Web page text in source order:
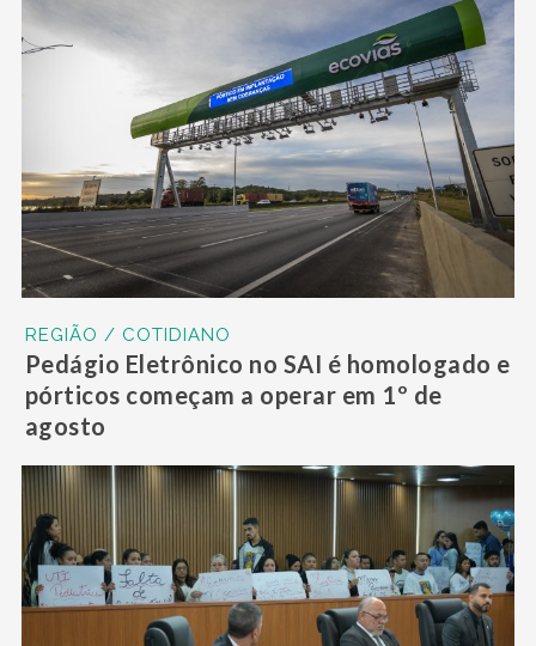
REGIÃO / COTIDIANO
Pedágio Eletrônico no SAI é homologado e
pórticos começam a operar em 1º de
agosto